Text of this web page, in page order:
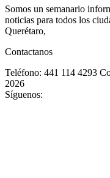
Somos un semanario
noticias para todos los
Querétaro,
Contactanos
Teléfono: 441 114 4293
2026
Síguenos: